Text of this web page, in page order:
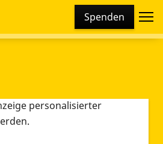
Spenden
verschiedene Cookies und
beinhaltet Cookies und
personalisierter